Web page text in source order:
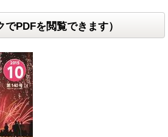
PDFを閲覧できます）